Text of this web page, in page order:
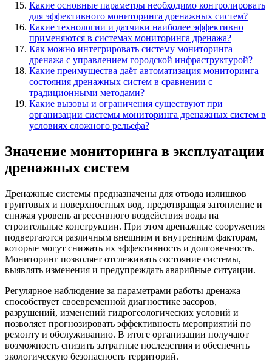
Какие основные параметры необходимо контролировать
для эффективного мониторинга дренажных систем?
Какие технологии и датчики наиболее эффективно
применяются в системах мониторинга дренажа?
Как можно интегрировать систему мониторинга
дренажа с управлением городской инфраструктурой?
Какие преимущества даёт автоматизация мониторинга
состояния дренажных систем в сравнении с
традиционными методами?
Какие вызовы и ограничения существуют при
организации системы мониторинга дренажных систем в
условиях сложного рельефа?
Значение мониторинга в эксплуатации
дренажных систем
Дренажные системы предназначены для отвода излишков
грунтовых и поверхностных вод, предотвращая затопление и
снижая уровень агрессивного воздействия воды на
строительные конструкции. При этом дренажные сооружения
подвергаются различным внешним и внутренним факторам,
которые могут снижать их эффективность и долговечность.
Мониторинг позволяет отслеживать состояние системы,
выявлять изменения и предупреждать аварийные ситуации.
Регулярное наблюдение за параметрами работы дренажа
способствует своевременной диагностике засоров,
разрушений, изменений гидрогеологических условий и
позволяет прогнозировать эффективность мероприятий по
ремонту и обслуживанию. В итоге организации получают
возможность снизить затратные последствия и обеспечить
экологическую безопасность территорий.